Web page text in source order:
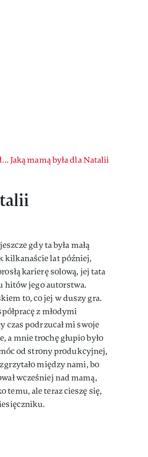
Jaką mamą była dla Natalii
gdy ta była małą
kilkanaście lat później,
karierę solową, jej tata
hitów jego autorstwa.
to, co jej w duszy gra.
z młodymi
czas podrzucał mi swoje
a mnie trochę głupio było
od strony produkcyjnej,
między nami, bo
wcześniej nad mamą,
temu, ale teraz cieszę się,